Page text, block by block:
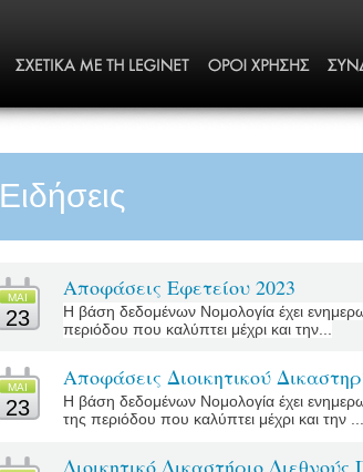
Ειδήσεις
MΑΙ
23
Αποφάσεις Εφετείου 2023
Η βάση δεδομένων Νομολογία έχει
περιόδου που καλύπτει μέχρι και την...
MΑΙ
23
Αποφάσεις Διοικητικού
Η βάση δεδομένων Νομολογία έχει
της περιόδου που καλύπτει μέχρι και την ...
Διοικητικό Δικαστήριο